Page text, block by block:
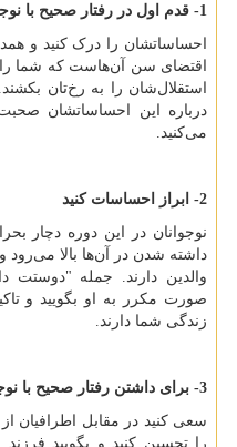
1- قدم اول در رفتار صحیح با نوجوان ، او را درک کنید
احساساتشان را درک کنید و
اقتضای سن آن‌هاست که شما را
استقلال‌شان را به رخ‌تان
درباره این احساساتشان
می‌کنید.
2- ابراز احساسات کنید
نوجوانان در این دوره دچار
داشته شدن در آن‌ها بالا می‌رود
والدین دارند. جمله
صورت مکرر به او بگویید و
زندگی شما دارند.
3- برای داشتن رفتار صحیح با نوجوان او را تحسین کنید
سعی کنید در مقابل اطرافیان
را تحسین کنید و بگویید